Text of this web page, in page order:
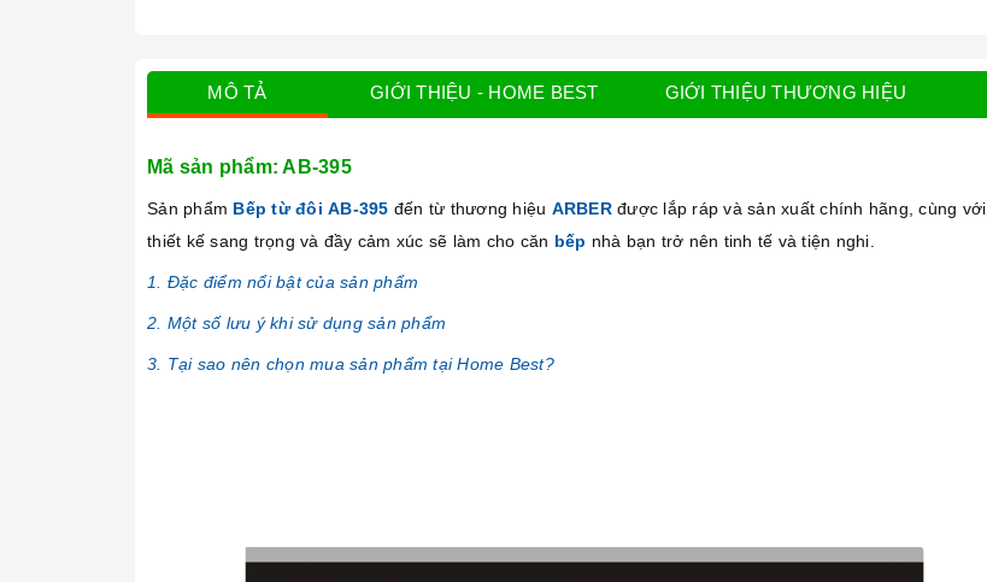
MÔ TẢ GIỚI THIỆU - HOME BEST GIỚI THIỆU THƯƠNG HIỆU
Mã sản phẩm:AB-395
Sản phẩm Bếp từ đôi AB-395 đến từ thương hiệu ARBERđược lắp ráp và sản xuất chính hãng, cùng với
thiết kế sang trọng và đầy cảm xúc sẽ làm cho căn bếp nhà bạn trở nên tinh tế và tiện nghi.
1. Đặc điểm nổi bật của sản phẩm
2. Một số lưu ý khi sử dụng sản phẩm
3. Tại sao nên chọn mua sản phẩm tại Home Best?